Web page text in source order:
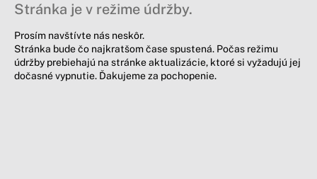
Stránka je v režime údržby.
Prosím navštívte nás neskôr.
Stránka bude čo najkratšom čase spustená. Počas režimu
údržby prebiehajú na stránke aktualizácie, ktoré si vyžadujú jej
dočasné vypnutie. Ďakujeme za pochopenie.